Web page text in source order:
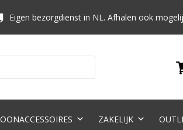
Eigen bezorgdienst in NL. Afhalen ook
ZAKELIJK